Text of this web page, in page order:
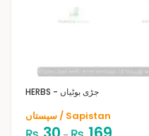
HERBS - جڑی بوٹیاں
سپستاں / Sapistan